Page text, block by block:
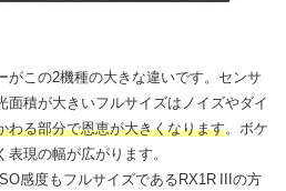
がこの2機種の大きな違いです。センサ
面積が大きいフルサイズはノイズやダイ
わる部分で恩恵が大きくなります。ボケ
現の幅が広がります。
感度もフルサイズであるRX1R IIIの方